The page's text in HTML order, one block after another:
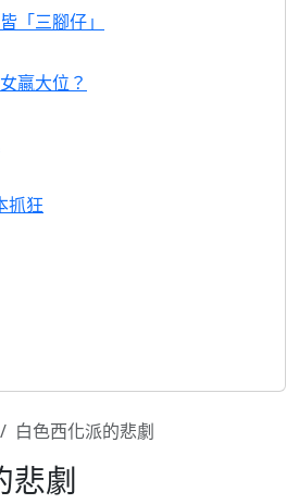
「三腳仔」
贏大位？
抓狂
白色西化派的悲劇
悲劇